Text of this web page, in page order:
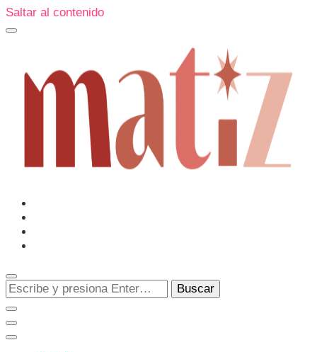
Saltar al contenido
Matiz
Un espacio editorial donde pongo en palabras aquello que
muchos sentimos y pocos sabemos cómo explicar y
donde también compartiré contigo las cosas que me
conmueven, me sorprenden o creo que merecen ser
¿Buscas
algo?